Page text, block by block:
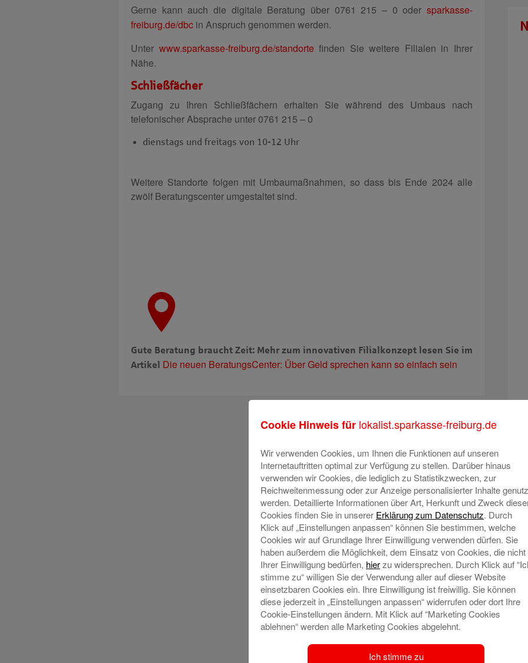
Gerne kann auch die digitale Beratung über 0761 215 – 0 oder sparkasse-
freiburg.de/dbc in Anspruch genommen werden.
Unter www.sparkasse-freiburg.de/standorte finden Sie weitere Filialen in Ihrer
Nähe.
Schließfächer
Zugang zu Ihren Schließfächern erhalten Sie während des Umbaus nach
telefonischer Absprache unter 0761 215 – 0
dienstags und freitags von 10-12 Uhr
Weitere Standorte folgen mit Umbaumaßnahmen, so dass bis Ende 2024 alle
zwölf Beratungscenter umgestaltet sind.
Gute Beratung braucht Zeit: Mehr zum innovativen Filialkonzept lesen Sie im
Artikel Die neuen BeratungsCenter: Über Geld sprechen kann so einfach sein
Cookie Hinweis für lokalist.sparkasse-freiburg.de
Wir verwenden Cookies, um Ihnen die Funktionen auf unseren
Internetauftritten optimal zur Verfügung zu stellen. Darüber hinaus
verwenden wir Cookies, die lediglich zu Statistikzwecken, zur
Reichweitenmessung oder zur Anzeige personalisierter Inhalte
werden. Detaillierte Informationen über Art, Herkunft und Zweck
Cookies finden Sie in unserer Erklärung zum Datenschutz. Durch
Klick auf „Einstellungen anpassen“ können Sie bestimmen, welche
Cookies wir auf Grundlage Ihrer Einwilligung verwenden dürfen. Sie
haben außerdem die Möglichkeit, dem Einsatz von Cookies, die nicht
Ihrer Einwilligung bedürfen, hierzu widersprechen. Durch Klick auf
stimme zu“ willigen Sie der Verwendung aller auf dieser Website
einsetzbaren Cookies ein. Ihre Einwilligung ist freiwillig. Sie können
diese jederzeit in „Einstellungen anpassen“ widerrufen oder dort Ihre
Cookie-Einstellungen ändern. Mit Klick auf “Marketing Cookies
ablehnen“ werden alle Marketing Cookies abgelehnt.
Ich stimme zu